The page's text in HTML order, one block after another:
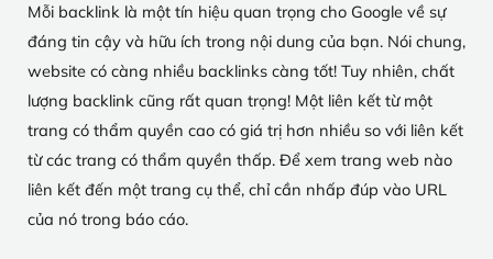
Mỗi backlink là một tín hiệu quan trọng cho Google về sự
đáng tin cậy và hữu ích trong nội dung của bạn. Nói chung,
website có càng nhiều backlinks càng tốt! Tuy nhiên, chất
lượng backlink cũng rất quan trọng! Một liên kết từ một
trang có thẩm quyền cao có giá trị hơn nhiều so với liên kết
từ các trang có thẩm quyền thấp. Để xem trang web nào
liên kết đến một trang cụ thể, chỉ cần nhấp đúp vào URL
của nó trong báo cáo.